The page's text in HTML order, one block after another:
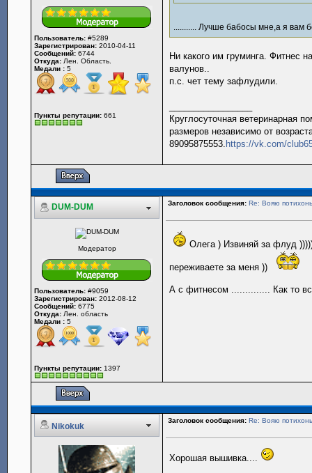
Пользователь: #5289
Зарегистрирован: 2010-04-11
Сообщений: 6744
Откуда: Лен. Область.
Медали : 5
Пункты репутации: 661
........... Лучше бабосы мне,а я вам
Ни какого им груминга. Фитнес
валунов..
п.с. чет тему зафлудили.
Круглосуточная ветеринарная
размеров независимо от
89095875553. https://vk.com/
DUM-DUM Заголовок сообщения: Re: Вояю
Модератор
Пользователь: #9059
Зарегистрирован: 2012-08-12
Сообщений: 6775
Откуда: Лен. область
Медали : 5
Пункты репутации: 1397
Олега ) Извиняй за флуд
переживаете за меня ))
А с фитнесом .............. Как то
Nikokuk
Заголовок сообщения: Re: Вояю
Хорошая вышивка....